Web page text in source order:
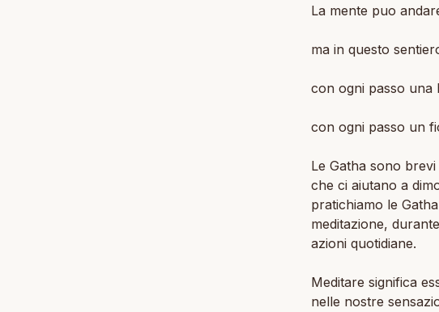
La mente puo
ma in questo
con ogni passo una
con ogni passo un
Le Gatha sono
che ci aiutano a
pratichiamo le
meditazione,
azioni quotidiane.
Meditare significa
nelle nostre